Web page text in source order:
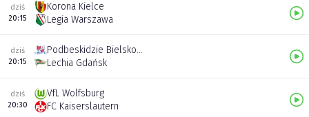
dziś
20:15
Korona Kielce
Legia Warszawa
dziś
20:15
Podbeskidzie Bielsko-Biała
Lechia Gdańsk
dziś
20:30
VfL Wolfsburg
FC Kaiserslautern